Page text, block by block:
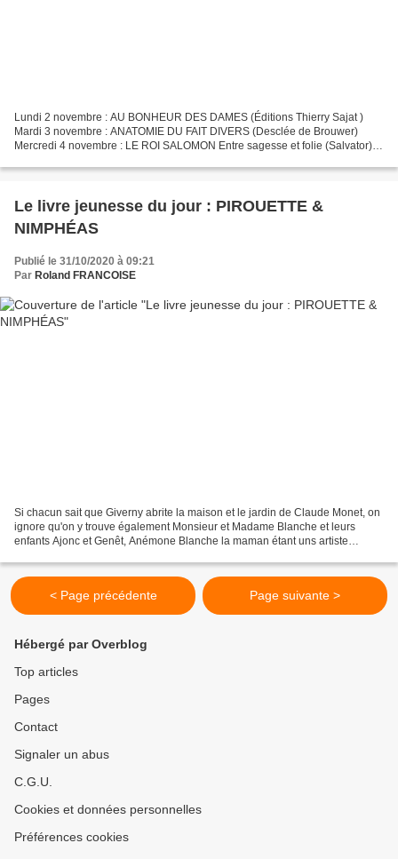
Lundi 2 novembre : AU BONHEUR DES DAMES (Éditions Thierry Sajat )
Mardi 3 novembre : ANATOMIE DU FAIT DIVERS (Desclée de Brouwer)
Mercredi 4 novembre : LE ROI SALOMON Entre sagesse et folie (Salvator)
Le livre jeunesse du jour : PIROUETTE &
NIMPHÉAS
Publié le 31/10/2020 à 09:21
Par Roland FRANCOISE
Si chacun sait que Giverny abrite la maison et le jardin de Claude Monet, on
ignore qu'on y trouve également Monsieur et Madame Blanche et leurs
enfants Ajonc et Genêt, Anémone Blanche la maman étant uns artiste
< Page précédente Page suivante >
Hébergé par Overblog
Top articles
Pages
Contact
Signaler un abus
C.G.U.
Cookies et données personnelles
Préférences cookies